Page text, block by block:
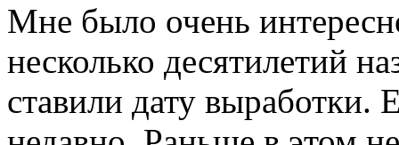
Мне было очень
несколько десятилетий
ставили дату выработки.